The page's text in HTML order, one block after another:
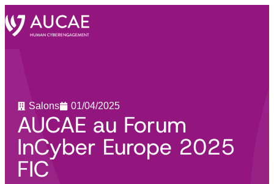
Salons 01/04/2025
AUCAE au Forum
InCyber Europe 2025
FIC